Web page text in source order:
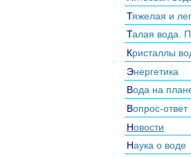
Тяжелая и
Талая вода.
Кристаллы
Энергетика
Вода на
Вопрос-ответ
Новости
Наука о воде